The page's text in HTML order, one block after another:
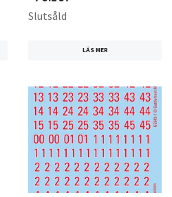
Slutsåld
LÄS MER